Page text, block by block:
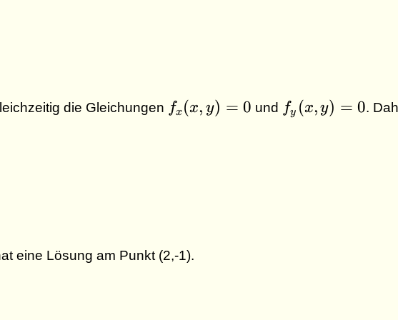
die Gleichungen f_x(x,y)
= 0
fx(x, y) = 0 und f_y(x,y)
= 0
fy (x, y) = 0.
eine Lösung am Punkt (2,-1).